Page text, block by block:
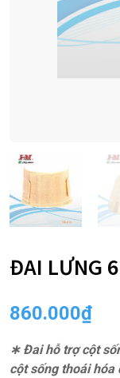
ĐAI LƯNG
860.000₫
∗ Đai hỗ trợ cột
cột sống thoái hóa